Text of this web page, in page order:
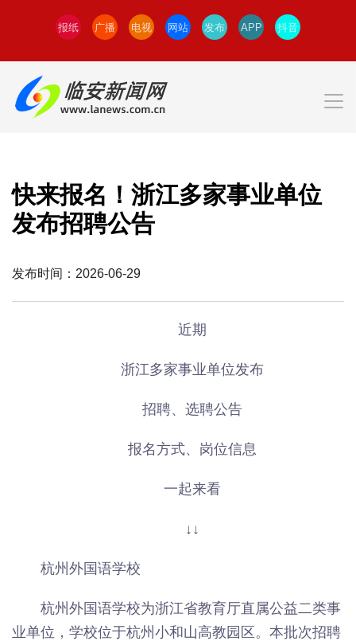
报纸 广播 电视 网站 发布 APP 抖音
快来报名！浙江多家事业单位
发布招聘公告
发布时间：2026-06-29
近期
浙江多家事业单位发布
招聘、选聘公告
报名方式、岗位信息
一起来看
↓↓
杭州外国语学校
杭州外国语学校为浙江省教育厅直属公益二类事
业单位，学校位于杭州小和山高教园区。本批次招聘